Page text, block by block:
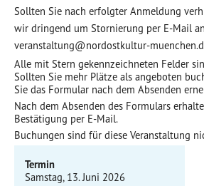
Sollten Sie nach erfolgter Anmeldung
wir dringend um Stornierung per E-Mail
veranstaltung@nordostkultur-
Alle mit Stern gekennzeichneten Felder
Sollten Sie mehr Plätze als angeboten
Sie das Formular nach dem Absenden
Nach dem Absenden des Formulars
Bestätigung per E-Mail.
Buchungen sind für diese Veranstaltung
Termin
Samstag, 13. Juni 2026